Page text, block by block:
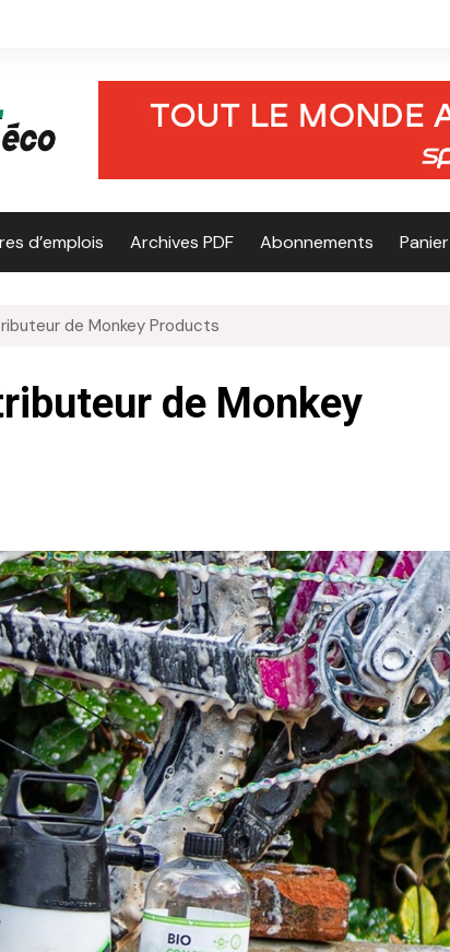
d’emplois Archives PDF Abonnements Panier
de Monkey Products
de Monkey